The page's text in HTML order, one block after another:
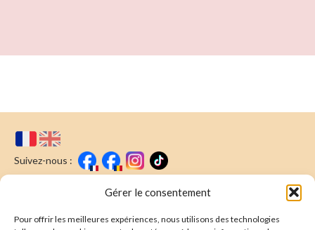
Gérer le consentement
Pour offrir les meilleures expériences, nous utilisons des technologies
Suivez-nous :
Nous écrire
Newsletter